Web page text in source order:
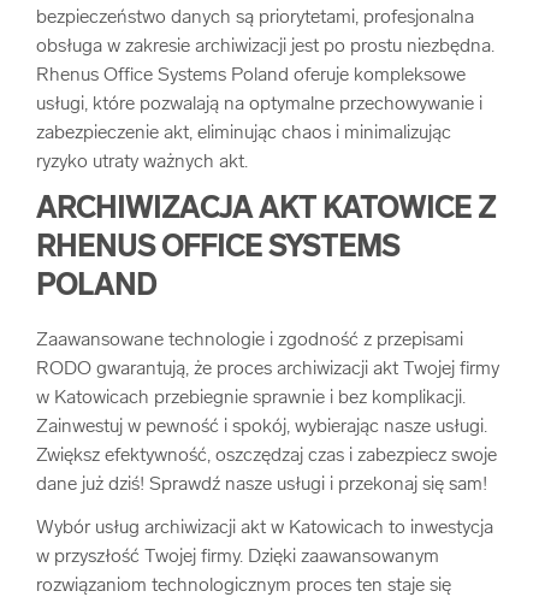
Przechowywanie dokumentacji arrow_forward
Usługi digitalizacjyjne arrow_forward
Pozostałe usługi
bezpieczeństwo danych są priorytetami, profesjonalna
obsługa w zakresie archiwizacji jest po prostu niezbędna.
Rhenus Office Systems Poland oferuje kompleksowe
usługi, które pozwalają na optymalne przechowywanie i
zabezpieczenie akt, eliminując chaos i minimalizując
ryzyko utraty ważnych akt.
ARCHIWIZACJA AKT KATOWICE Z
RHENUS OFFICE SYSTEMS
POLAND
Zaawansowane technologie i zgodność z przepisami
RODO gwarantują, że proces archiwizacji akt Twojej firmy
w Katowicach przebiegnie sprawnie i bez komplikacji.
Zainwestuj w pewność i spokój, wybierając nasze usługi.
Zwiększ efektywność, oszczędzaj czas i zabezpiecz swoje
dane już dziś! Sprawdź nasze usługi i przekonaj się sam!
Wybór usług archiwizacji akt w Katowicach to inwestycja
w przyszłość Twojej firmy. Dzięki zaawansowanym
rozwiązaniom technologicznym proces ten staje się